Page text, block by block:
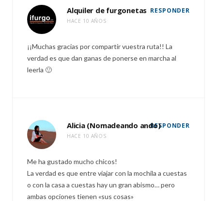
Alquiler de furgonetas
HACE 10 AÑOS
RESPONDER
¡¡Muchas gracias por compartir vuestra ruta!! La
verdad es que dan ganas de ponerse en marcha al
leerla 🙂
Alicia (Nomadeando ando)
HACE 10 AÑOS
RESPONDER
Me ha gustado mucho chicos!
La verdad es que entre viajar con la mochila a cuestas
o con la casa a cuestas hay un gran abismo… pero
ambas opciones tienen «sus cosas»